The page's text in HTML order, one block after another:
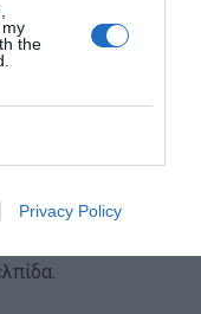
the
Privacy Policy
ο λάρυγγας με το